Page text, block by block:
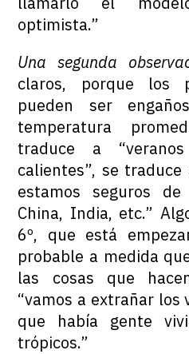
optimista.”
Una segunda
claros, porque los
pueden ser
temperatura
traduce a
calientes”, se
estamos seguros
China, India, etc.”
6º, que está
probable a medida
las cosas que
“vamos a extrañar los
que había gente
trópicos.”